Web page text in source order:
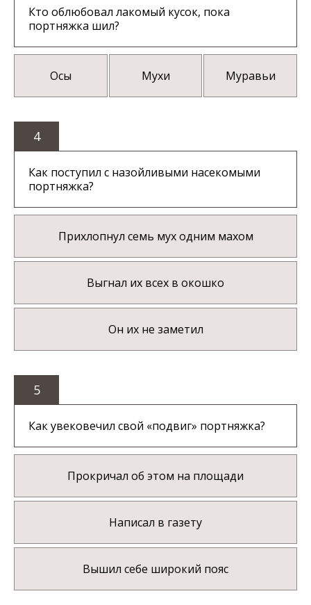
Кто облюбовал лакомый кусок, пока
портняжка шил?
Осы Мухи Муравьи
4
Как поступил с назойливыми насекомыми
портняжка?
Прихлопнул семь мух одним махом
Выгнал их всех в окошко
Он их не заметил
5
Как увековечил свой «подвиг» портняжка?
Прокричал об этом на площади
Написал в газету
Вышил себе широкий пояс